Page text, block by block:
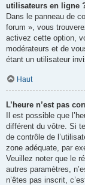
utilisateurs en ligne
Dans le panneau de
forum », vous
activez cette option,
modérateurs et de
étant un utilisateur
Haut
L’heure n’est pas
Il est possible que
différent du vôtre. Si
de contrôle de
zone adéquate, par
Veuillez noter que le
autres paramètres,
n’êtes pas inscrit,